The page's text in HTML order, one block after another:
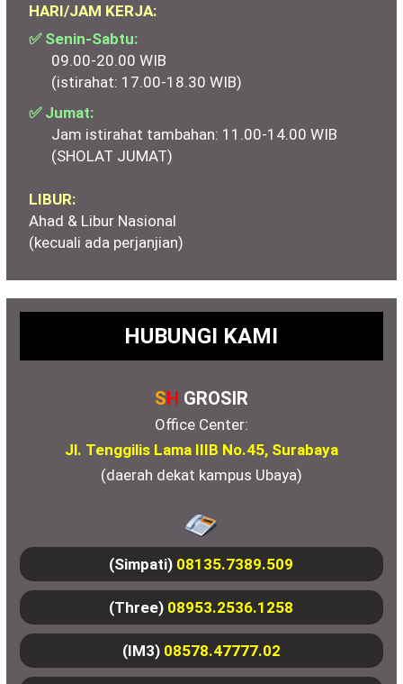
HARI/JAM KERJA:
✅ Senin-Sabtu:
09.00-20.00 WIB
(istirahat: 17.00-18.30 WIB)
✅ Jumat:
Jam istirahat tambahan: 11.00-14.00 WIB
(SHOLAT JUMAT)
LIBUR:
Ahad & Libur Nasional
(kecuali ada perjanjian)
HUBUNGI KAMI
SH GROSIR
Office Center:
Jl. Tenggilis Lama IIIB No.45, Surabaya
(daerah dekat kampus Ubaya)
(Simpati) 08135.7389.509
(Three) 08953.2536.1258
(IM3) 08578.47777.02